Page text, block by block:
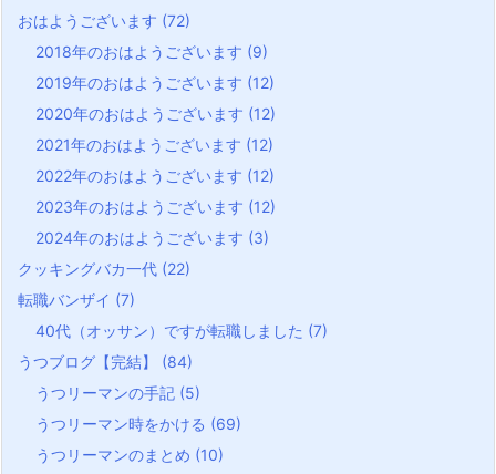
おはようございます (72)
2018年のおはようございます (9)
2019年のおはようございます (12)
2020年のおはようございます (12)
2021年のおはようございます (12)
2022年のおはようございます (12)
2023年のおはようございます (12)
2024年のおはようございます (3)
クッキングバカ一代 (22)
転職バンザイ (7)
40代（オッサン）ですが転職しました (7)
うつブログ【完結】 (84)
うつリーマンの手記 (5)
うつリーマン時をかける (69)
うつリーマンのまとめ (10)